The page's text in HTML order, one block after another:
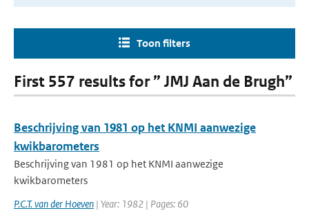
Toon filters
First 557 results for ” JMJ Aan de Brugh”
Beschrijving van 1981 op het KNMI aanwezige
kwikbarometers
Beschrijving van 1981 op het KNMI aanwezige
kwikbarometers
P.C.T. van der Hoeven | Year: 1982 | Pages: 60